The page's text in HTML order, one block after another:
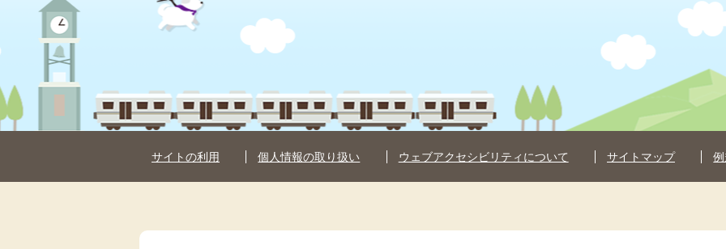
サイトの利用 個人情報の取り扱い ウェブアクセシビリティについて サイトマップ